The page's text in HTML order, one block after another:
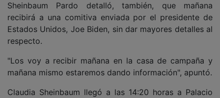
Sheinbaum Pardo detalló, también, que mañana
recibirá a una comitiva enviada por el presidente de
Estados Unidos, Joe Biden, sin dar mayores detalles al
respecto.
"Los voy a recibir mañana en la casa de campaña y
mañana mismo estaremos dando información", apuntó.
Claudia Sheinbaum llegó a las 14:20 horas a Palacio